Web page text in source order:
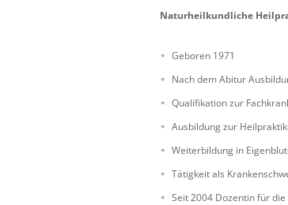
Naturheilkundliche
Geboren 1971
Nach dem Abitur
Qualifikation zur
Ausbildung zur
Weiterbildung in
Tätigkeit als
Seit 2004 Dozentin für